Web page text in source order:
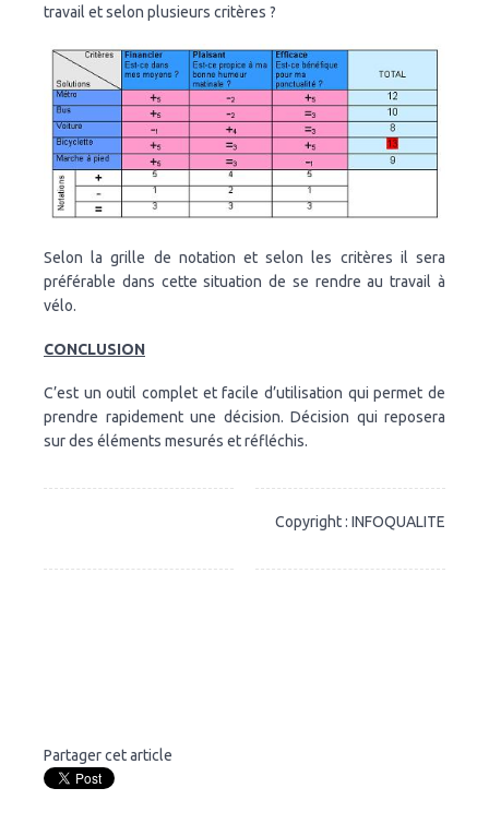
travail et selon plusieurs critères ?
Selon la grille de notation et selon les critères il sera
préférable dans cette situation de se rendre au travail à
vélo.
CONCLUSION
C’est un outil complet et facile d’utilisation qui permet de
prendre rapidement une décision. Décision qui reposera
sur des éléments mesurés et réfléchis.
Copyright : INFOQUALITE
Partager cet article